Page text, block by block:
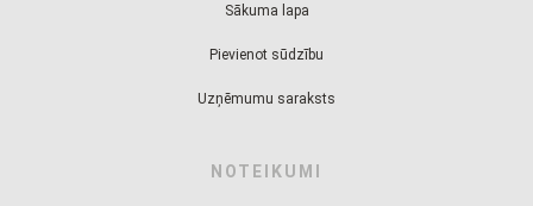
Sākuma lapa
Pievienot sūdzību
Uzņēmumu saraksts
NOTEIKUMI